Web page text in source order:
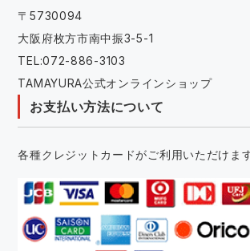
〒5730094
大阪府枚方市南中振3-5-1
TEL:072-886-3103
TAMAYURA公式オンラインショップ
お支払い方法について
各種クレジットカードがご利用いただけます